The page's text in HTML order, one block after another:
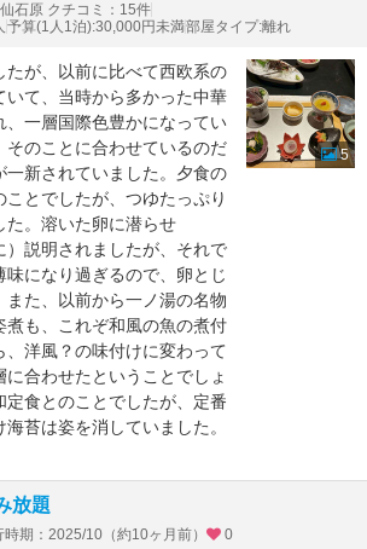
仙石原 クチコミ：15件
予算(1人1泊):30,000円未満部屋タイプ:離れ
たが、以前に比べて西欧系の
いて、当時から多かった中華
、一層国際色豊かになってい
そのことに合わせているのだ
一新されていました。夕食の
ことでしたが、つゆたっぷり
た。溶いた卵に潜らせ
）説明されましたが、それで
味になり過ぎるので、卵とじ
また、以前から一ノ湯の名物
煮も、これぞ和風の魚の煮付
、洋風？の味付けに変わって
合わせたということでしょ
定食とのことでしたが、定番
苔は姿を消していました。
5
放題
時期：2025/10（約10ヶ月前）
0